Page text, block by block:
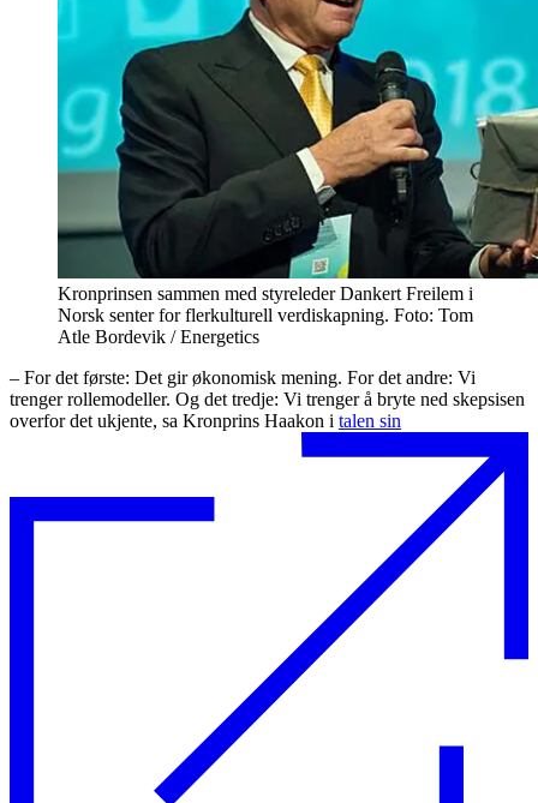
Kronprinsen sammen med styreleder Dankert Freilem i
Norsk senter for flerkulturell verdiskapning. Foto: Tom
Atle Bordevik / Energetics
– For det første: Det gir økonomisk mening. For det andre: Vi
trenger rollemodeller. Og det tredje: Vi trenger å bryte ned skepsisen
overfor det ukjente, sa Kronprins Haakon i talen sin